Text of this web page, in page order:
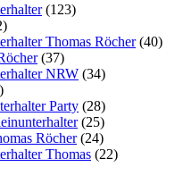
(123)
Thomas Röcher(40)
(37)
NRW (34)
Party (28)
(25)
Röcher(24)
Thomas (22)